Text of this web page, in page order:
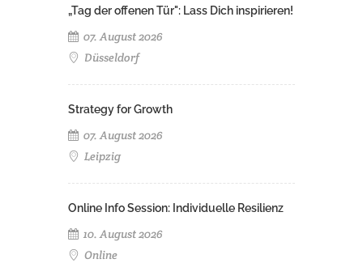
„Tag der offenen Tür": Lass Dich inspirieren!
07. August 2026
Düsseldorf
Strategy for Growth
07. August 2026
Leipzig
Online Info Session: Individuelle Resilienz
10. August 2026
Online